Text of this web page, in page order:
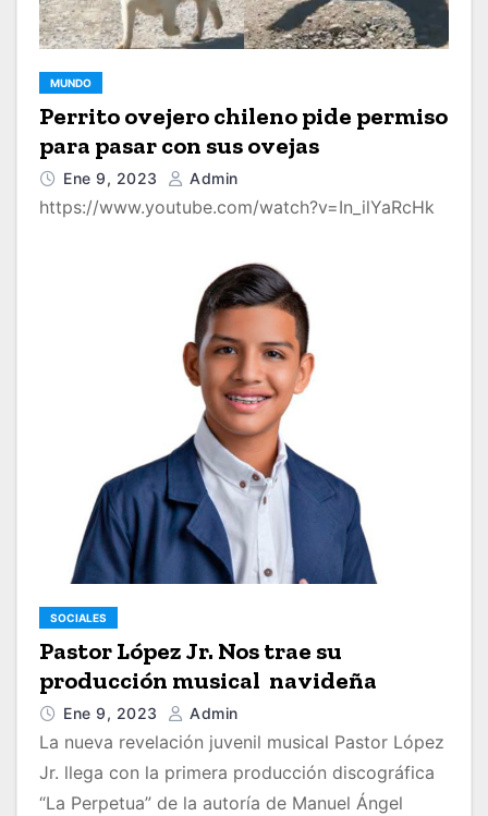
MUNDO
Perrito ovejero chileno pide permiso
para pasar con sus ovejas
Ene 9, 2023 Admin
https://www.youtube.com/watch?v=In_ilYaRcHk
SOCIALES
Pastor López Jr. Nos trae su
producción musical navideña
Ene 9, 2023 Admin
La nueva revelación juvenil musical Pastor López
Jr. llega con la primera producción discográfica
“La Perpetua” de la autoría de Manuel Ángel